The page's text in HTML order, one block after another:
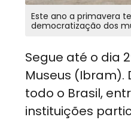
Este ano a primavera
democratização dos
Segue até o dia
Museus (Ibram).
todo o Brasil,
instituições